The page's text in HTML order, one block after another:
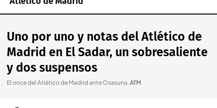
Uno por uno y notas del Atlético de
Madrid en El Sadar, un sobresaliente
y dos suspensos
El once del Atlético de Madrid ante Osasuna.ATM